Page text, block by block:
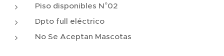
Piso disponibles N°02
Dpto full eléctrico
No Se Aceptan Mascotas